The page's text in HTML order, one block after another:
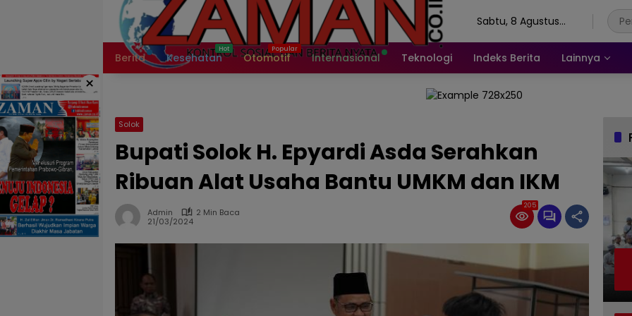
Sabtu, 8 Agustus
Berita
Kesehatan Otomotif Internasional Teknologi Indeks Berita Lainnya
×
Solok
Bupati Solok H. Epyardi Asda Serahkan
Ribuan Alat Usaha Bantu UMKM dan IKM
Admin
2 Min Baca
21/03/2024
205